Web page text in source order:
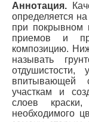
Аннотация.
определяется
при покрывном
приемов и
композицию.
называть
отдушистости,
впитывающей
участкам и
слоев
необходимого